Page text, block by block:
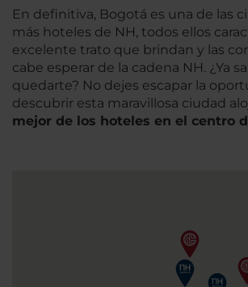
En definitiva, Bogotá es una de las
más hoteles de NH, todos ellos
excelente trato que brindan y las
cabe esperar de la cadena NH. ¿Ya
quedarte? No dejes escapar la
descubrir esta maravillosa ciudad
mejor de los hoteles en el centro